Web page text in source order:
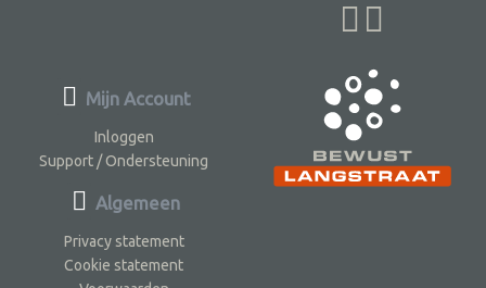
Mijn Account
Inloggen
Support / Ondersteuning
Algemeen
Privacy statement
Cookie statement